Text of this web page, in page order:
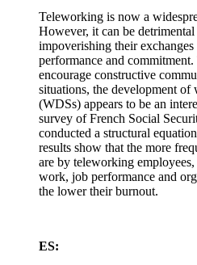
Teleworking is now a
However, it can be
impoverishing their
performance and
encourage constructive
situations, the development of
(WDSs) appears to be an
survey of French Social
conducted a structural
results show that the more
are by teleworking
work, job performance and
the lower their burnout.
ES: